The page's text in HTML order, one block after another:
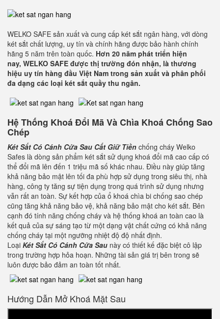
WELKO SAFE sản xuất và cung cấp két sắt ngân hàng, với dòng
két sắt chất lượng, uy tín và chính hãng được bảo hành chính
hãng 5 năm trên toàn quốc. Hơn 20 năm phát triển hiện
nay, WELKO SAFE được thị trường đón nhận, là thương
hiệu uy tín hàng đầu Việt Nam trong sản xuất và phân phối
đa dạng các loại két sắt quầy thu ngân.
Hệ Thống Khoá Đổi Mã Và Chìa Khoá Chống Sao
Chép
Két Sắt Có Cánh Cửa Sau Cất Giữ Tiền chống cháy Welko
Safes là dòng sản phẩm két sắt sử dụng khoá đổi mã cao cấp có
thể đổi mã lên đến 1 triệu mã số khác nhau. Điều này giúp tăng
khả năng bảo mật lên tối đa phù hợp sử dụng trong siêu thị, nhà
hàng, công ty tăng sự tiện dụng trong quá trình sử dụng nhưng
vẫn rất an toàn. Sự kết hợp của ổ khoá chìa bi chống sao chép
cũng tăng khả năng bảo vệ, khả năng bảo mật cho két sắt. Bên
cạnh đó tính năng chống cháy và hệ thống khoá an toàn cao là
kết quả của sự sáng tạo từ một dạng vật chất cứng có khả năng
chống cháy tại một ngưỡng nhiệt độ độ nhất định.
Loại Két Sắt Có Cánh Cửa Sau này có thiết kế đặc biệt cô lập
trong trường hợp hỏa hoạn. Những tài sản giá trị bên trong sẽ
luôn được bảo đảm an toàn tốt nhất.
Hướng Dẫn Mở Khoá Mặt Sau